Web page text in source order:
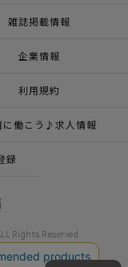
雑誌掲載情報
企業情報
利用規約
に働こう♪求人情報
録
Rights Reserved